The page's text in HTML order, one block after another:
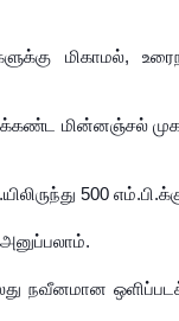
மிகாமல்,
கீழ்க்கண்ட மின்னஞ்சல்
500
நவீனமான